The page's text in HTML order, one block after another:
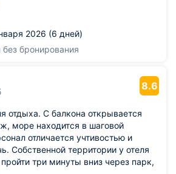
2026 (6 дней)
бронирования
8.6
отдыха. С балкона открывается
море находится в шаговой
отличается учтивостью и
Собственной территории у отеля
пройти три минуты вниз через парк,